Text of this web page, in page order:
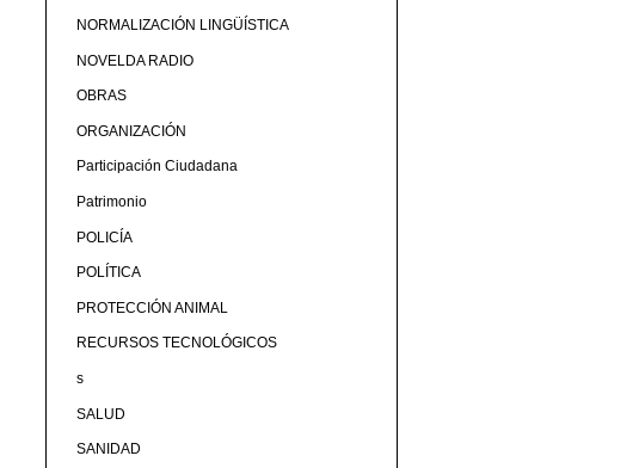
NORMALIZACIÓN LINGÜÍSTICA
NOVELDA RADIO
OBRAS
ORGANIZACIÓN
Participación Ciudadana
Patrimonio
POLICÍA
POLÍTICA
PROTECCIÓN ANIMAL
RECURSOS TECNOLÓGICOS
s
SALUD
SANIDAD